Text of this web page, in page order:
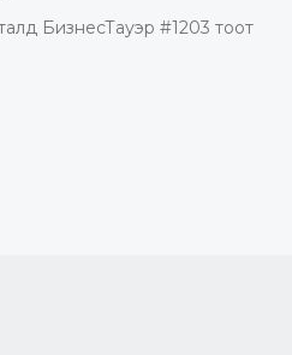
БизнесТауэр #1203 тоот